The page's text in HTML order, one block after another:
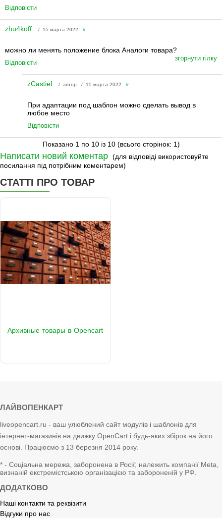
Відповісти
zhu4koff / 15 марта 2022 #
можно ли менять положение блока Аналоги товара?
Відповісти
згорнути гілку
zCastiel / автор / 15 марта 2022 #
При адаптации под шаблон можно сделать вывод в
любое место
Відповісти
Показано 1 по 10 із 10 (всього сторінок: 1)
Написати новий коментар (для відповіді використовуйте
посилання під потрібним коментарем)
СТАТТІ ПРО ТОВАР
Архивные товары в Opencart
ЛАЙВОПЕНКАРТ
liveopencart.ru - ваш улюблений сайт модулів і шаблонів для
інтернет-магазинів на движку OpenCart і будь-яких збірок на його
основі. Працюємо з 13 березня 2014 року.
* - Соціальна мережа, заборонена в Росії; належить компанії Meta,
визнаній екстремістською організацією та забороненій у РФ.
ДОДАТКОВО
Наші контакти та реквізити
Відгуки про нас